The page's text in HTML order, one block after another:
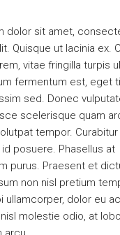
dolor sit amet,
Quisque ut lacinia ex.
vitae fringilla turpis
fermentum est, eget
sed. Donec
scelerisque quam
tempor.
posuere. Phasellus at
purus. Praesent et
non nisl pretium
ullamcorper, dolor eu
molestie odio, at